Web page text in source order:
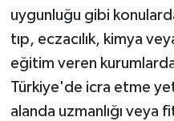
uygunluğu gibi
tıp, eczacılık, kimya
eğitim veren
Türkiye'de icra etme
alanda uzmanlığı veya